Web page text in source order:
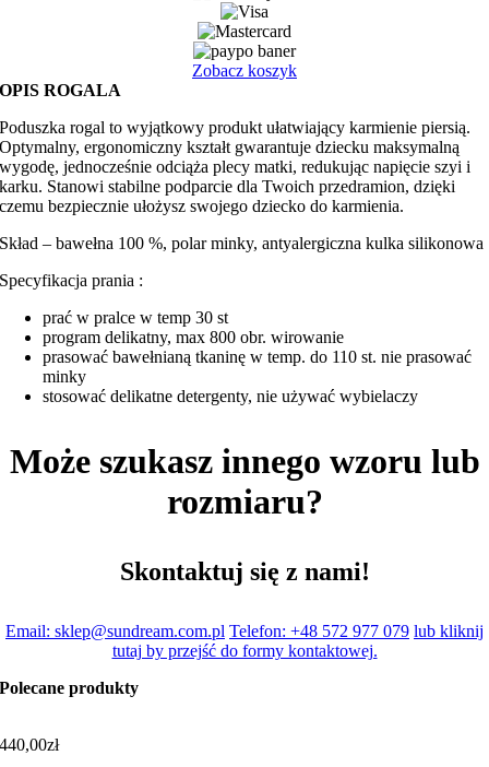
Zobacz koszyk
OPIS ROGALA
Poduszka rogal to wyjątkowy produkt ułatwiający karmienie piersią.
Optymalny, ergonomiczny kształt gwarantuje dziecku maksymalną
wygodę, jednocześnie odciąża plecy matki, redukując napięcie szyi i
karku. Stanowi stabilne podparcie dla Twoich przedramion, dzięki
czemu bezpiecznie ułożysz swojego dziecko do karmienia.
Skład – bawełna 100 %, polar minky, antyalergiczna kulka silikonowa
Specyfikacja prania :
prać w pralce w temp 30 st
program delikatny, max 800 obr. wirowanie
prasować bawełnianą tkaninę w temp. do 110 st. nie prasować
minky
stosować delikatne detergenty, nie używać wybielaczy
Może szukasz innego wzoru lub
rozmiaru?
Skontaktuj się z nami!
Email: sklep@sundream.com.pl Telefon: +48 572 977 079 lub kliknij
tutaj by przejść do formy kontaktowej.
Polecane produkty
440,00zł